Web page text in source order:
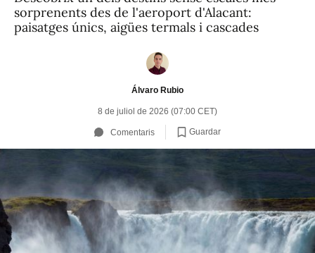
sorprenents des de l'aeroport d'Alacant:
paisatges únics, aigües termals i cascades
Álvaro Rubio
8 de juliol de 2026 (07:00 CET)
Comentaris Guardar